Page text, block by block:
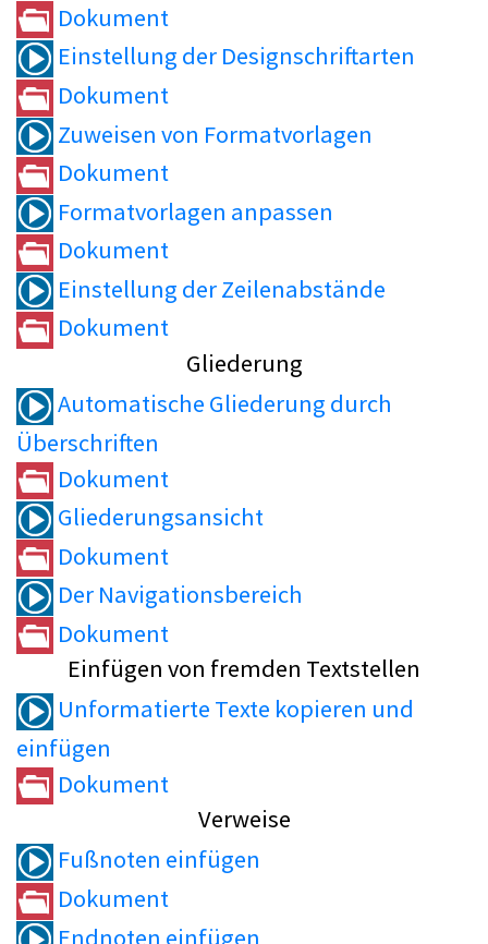
Dokument
Einstellung der Designschriftarten
Dokument
Zuweisen von Formatvorlagen
Dokument
Formatvorlagen anpassen
Dokument
Einstellung der Zeilenabstände
Dokument
Gliederung
Automatische Gliederung durch
Überschriften
Dokument
Gliederungsansicht
Dokument
Der Navigationsbereich
Dokument
Einfügen von fremden Textstellen
Unformatierte Texte kopieren und
einfügen
Dokument
Verweise
Fußnoten einfügen
Dokument
Endnoten einfügen